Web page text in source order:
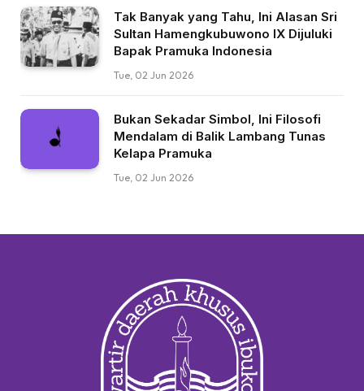
Tak Banyak yang Tahu, Ini Alasan Sri
Sultan Hamengkubuwono IX Dijuluki
Bapak Pramuka Indonesia
Tue, 02 Jun 2026
Bukan Sekadar Simbol, Ini Filosofi
Mendalam di Balik Lambang Tunas
Kelapa Pramuka
Tue, 02 Jun 2026